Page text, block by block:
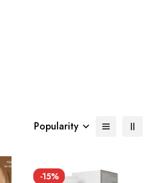
Popularity
-15%